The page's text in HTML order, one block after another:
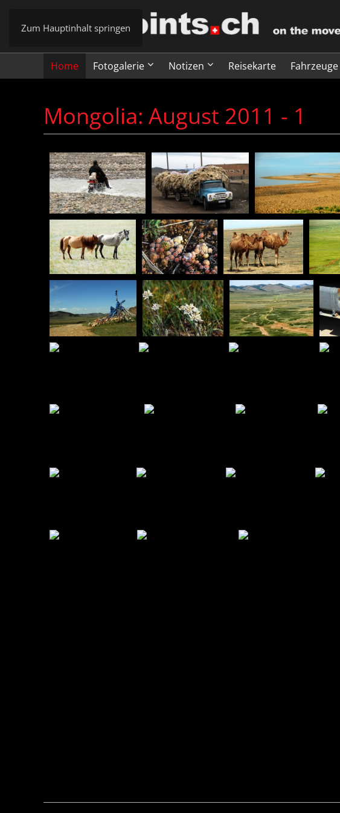
Zum Hauptinhalt springen
Home Fotogalerie Notizen Reisekarte Fahrzeuge
Mongolia: August 2011 - 1